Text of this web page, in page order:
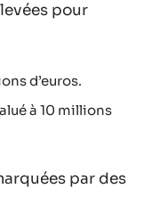
pour
d’euros.
à 10 millions
par des